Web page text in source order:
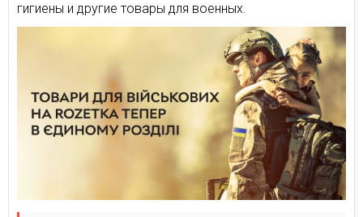
гигиены и другие товары для военных.